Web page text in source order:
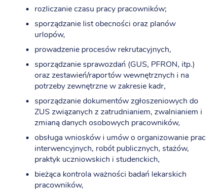
rozliczanie czasu pracy pracowników;
sporządzanie list obecności oraz planów
urlopów,
prowadzenie procesów rekrutacyjnych,
sporządzanie sprawozdań (GUS, PFRON, itp.)
oraz zestawień/raportów wewnętrznych i na
potrzeby zewnętrzne w zakresie kadr,
sporządzanie dokumentów zgłoszeniowych do
ZUS związanych z zatrudnianiem, zwalnianiem i
zmianą danych osobowych pracowników,
obsługa wniosków i umów o organizowanie prac
interwencyjnych, robót publicznych, stażów,
praktyk uczniowskich i studenckich,
bieżąca kontrola ważności badań lekarskich
pracowników,